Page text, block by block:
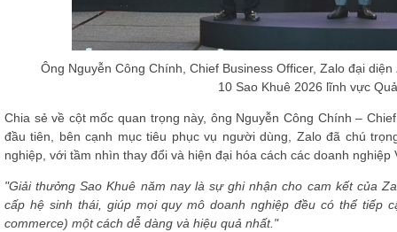
Ông Nguyễn Công Chính, Chief Business Officer, Zalo đại
10 Sao Khuê 2026 lĩnh vực
Chia sẻ về cột mốc quan trọng này, ông Nguyễn Công Chính –
đầu tiên, bên cạnh mục tiêu phục vụ người dùng, Zalo đã chú
nghiệp, với tầm nhìn thay đổi và hiện đại hóa cách các doanh
"Giải thưởng Sao Khuê năm nay là sự ghi nhận cho cam kết của
cấp hệ sinh thái, giúp mọi quy mô doanh nghiệp đều có thể tiếp
commerce) một cách dễ dàng và hiệu quả nhất."